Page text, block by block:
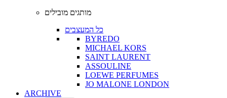
מותגים מובילים
כל המעצבים
BYREDO
MICHAEL KORS
SAINT LAURENT
ASSOULINE
LOEWE PERFUMES
JO MALONE LONDON
ARCHIVE